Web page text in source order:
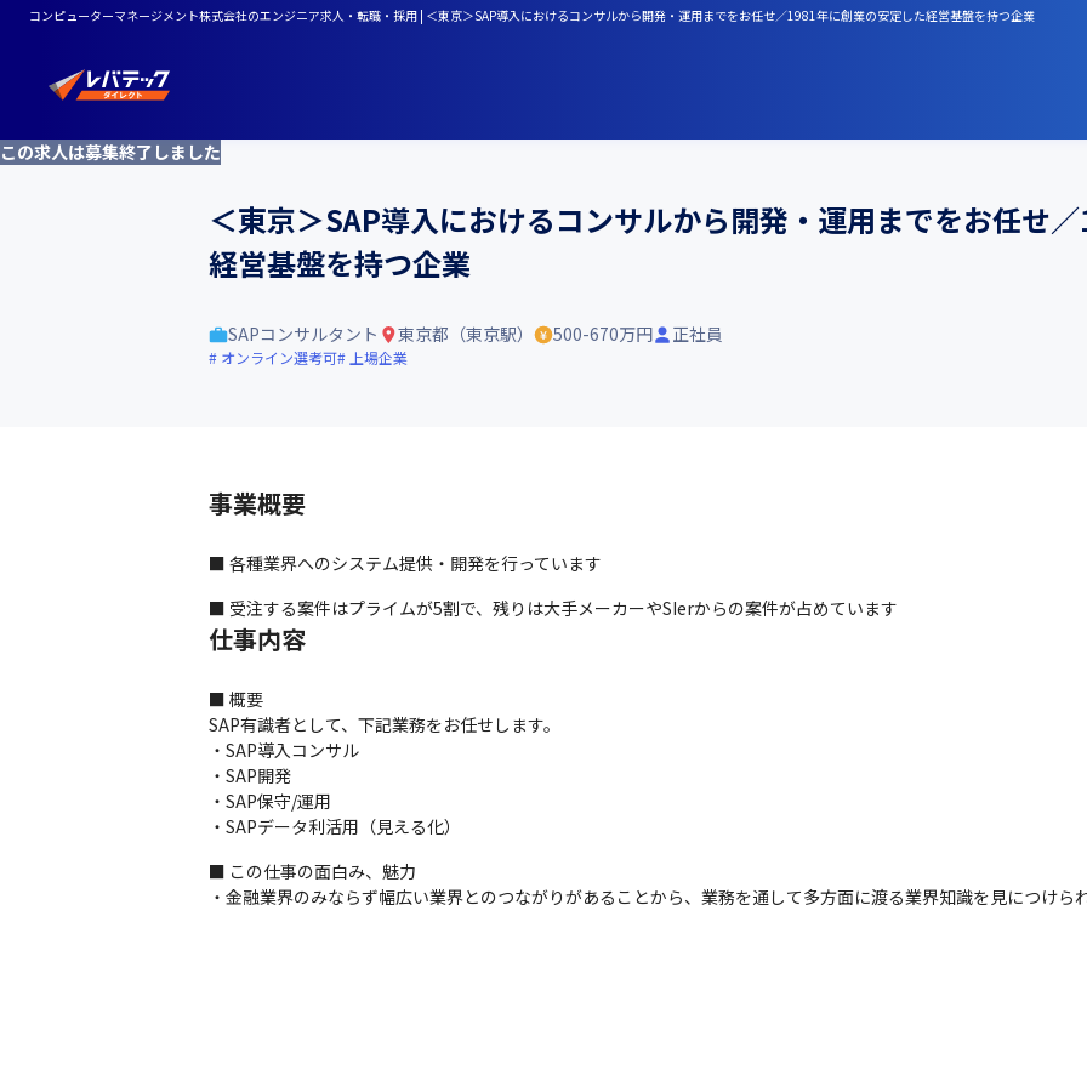
コンピューターマネージメント株式会社のエンジニア求人・転職・採用 | ＜東京＞SAP導入におけるコンサルから開発・運用までをお任せ／1981年に創業の安定した経営基盤を持つ企業
この求人は募集終了しました
＜東京＞SAP導入におけるコンサルから開発・運用までをお任せ
経営基盤を持つ企業
SAPコンサルタント 東京都（東京駅） 500-670万円 正社員
オンライン選考可 上場企業
事業概要
■ 各種業界へのシステム提供・開発を行っています
■ 受注する案件はプライムが5割で、残りは大手メーカーやSIerからの案件が占めています
仕事内容
■ 概要
SAP有識者として、下記業務をお任せします。
・SAP導入コンサル
・SAP開発
・SAP保守/運用
・SAPデータ利活用（見える化）
■ この仕事の面白み、魅力
・金融業界のみならず幅広い業界とのつながりがあることから、業務を通して多方面に渡る業界知識を見につけら